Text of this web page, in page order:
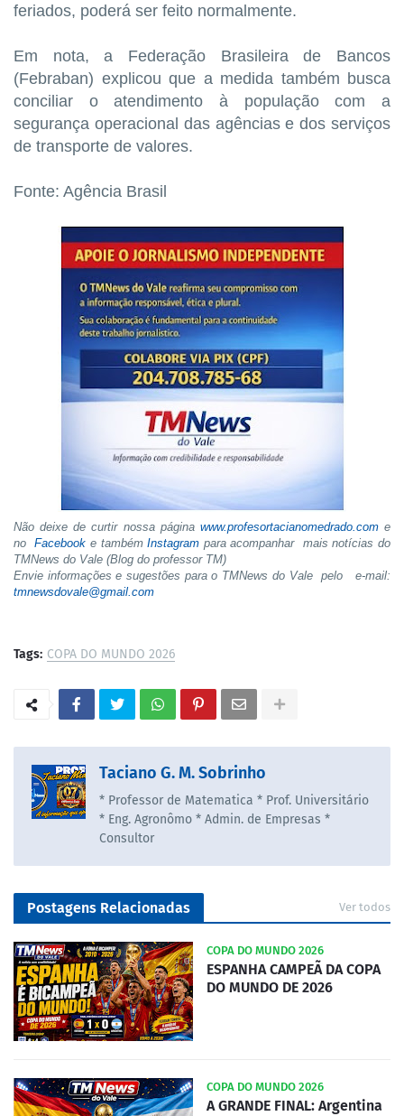
feriados, poderá ser feito normalmente.
Em nota, a Federação Brasileira de Bancos
(Febraban) explicou que a medida também busca
conciliar o atendimento à população com a
segurança operacional das agências e dos serviços
de transporte de valores.
Fonte: Agência Brasil
Não deixe de curtir nossa página www.profesortacianomedrado.come
noFacebook e tambémInstagram para acompanhar mais notícias do
TMNews do Vale (Blog do professor TM)
Envie informações e sugestões para o TMNews do Vale pelo e-mail:
tmnewsdovale@gmail.com
Tags: COPA DO MUNDO 2026
Taciano G. M. Sobrinho
* Professor de Matematica * Prof. Universitário
* Eng. Agronômo * Admin. de Empresas *
Consultor
Postagens Relacionadas Ver todos
COPA DO MUNDO 2026
ESPANHA CAMPEÃ DA COPA
DO MUNDO DE 2026
COPA DO MUNDO 2026
A GRANDE FINAL: Argentina